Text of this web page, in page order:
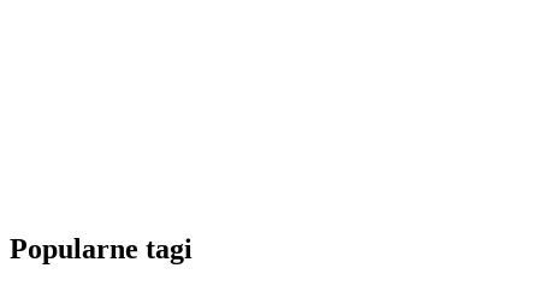
Popularne tagi